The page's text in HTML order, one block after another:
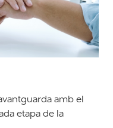
amb el
etapa de la